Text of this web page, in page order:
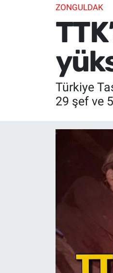
ZONGULDAK
Türkiye
29 şef ve